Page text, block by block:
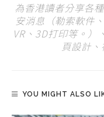
為香港讀者分享各
安消息（勒索軟件
VR、3D打印等。）
頁設計
YOU MIGHT ALSO